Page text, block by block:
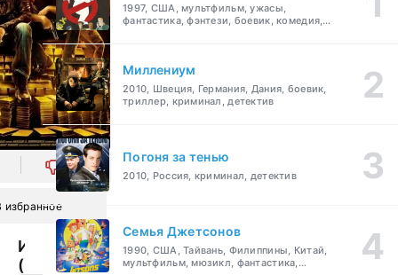
0
избранное
Игроки
(2012)
1997, США, мультфильм, ужасы,
фантастика, фэнтези, боевик, комедия,
Миллениум
2010, Швеция, Германия, Дания, боевик,
триллер, криминал, детектив
Погоня за тенью
2010, Россия, криминал, детектив
Семья Джетсонов
1990, США, Тайвань, Филиппины, Китай,
мультфильм, мюзикл, фантастика,